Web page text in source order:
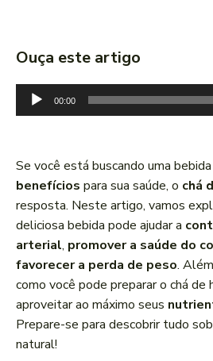
Ouça este artigo
o
d
o
r
d
e
á
u
d
i
o
00:00
Se você está buscando uma
benefícios para sua saúde, o chá
resposta. Neste artigo, vamos
deliciosa bebida pode ajudar a
arterial, promover a saúde do
favorecer a perda de peso.
como você pode preparar o chá de
aproveitar ao máximo seus
Prepare-se para descobrir tudo
natural!